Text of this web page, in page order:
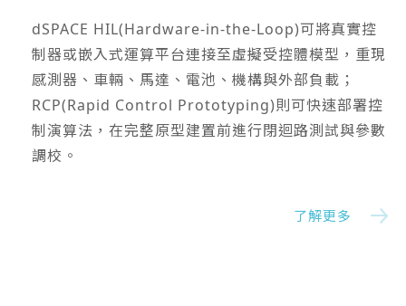
dSPACE HIL(Hardware-in-the-Loop)可將真實控
制器或嵌入式運算平台連接至虛擬受控體模型，重現
感測器、車輛、馬達、電池、機構與外部負載；
RCP(Rapid Control Prototyping)則可快速部署控
制演算法，在完整原型建置前進行閉迴路測試與參數
調校。
了解更多